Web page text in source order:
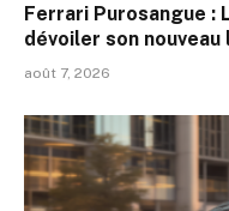
Ferrari Purosangue :
dévoiler son nouveau
août 7, 2026